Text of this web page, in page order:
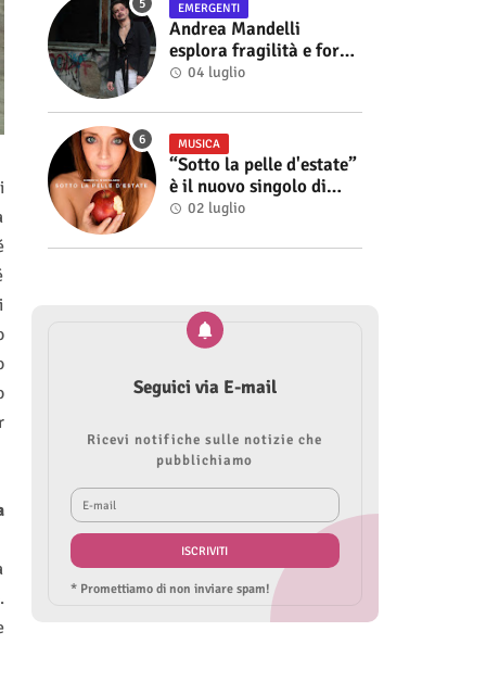
EMERGENTI
Andrea Mandelli
esplora fragilità e forza
nel videoclip di “Sofia”
04 luglio
MUSICA
“Sotto la pelle d'estate”
è il nuovo singolo di
Roberta Modìgliani
02 luglio
Seguici via E-mail
Ricevi notifiche sulle notizie che
pubblichiamo
* Promettiamo di non inviare spam!